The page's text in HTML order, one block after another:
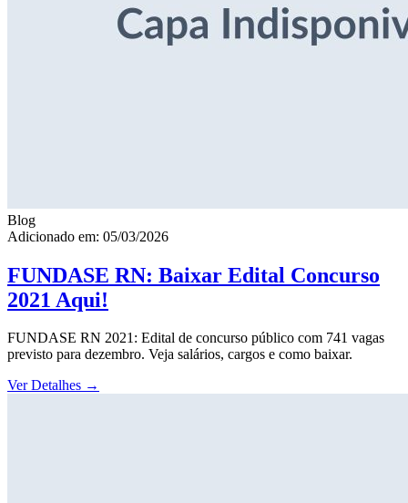
Blog
Adicionado em: 05/03/2026
FUNDASE RN: Baixar Edital Concurso
2021 Aqui!
FUNDASE RN 2021: Edital de concurso público com 741 vagas
previsto para dezembro. Veja salários, cargos e como baixar.
Ver Detalhes →